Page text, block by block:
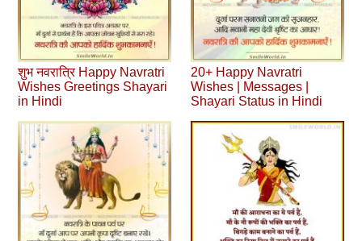
शुभ नवरात्रि Happy Navratri
Wishes Greetings Shayari
in Hindi
20+ Happy Navratri
Wishes | Messages |
Shayari Status in Hindi